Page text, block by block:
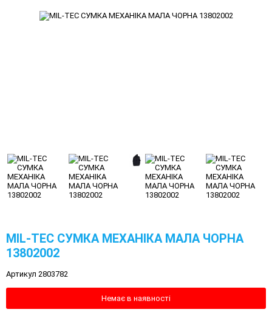
MIL-TEC СУМКА МЕХАНІКА МАЛА ЧОРНА
13802002
Артикул 2803782
Немає в наявності